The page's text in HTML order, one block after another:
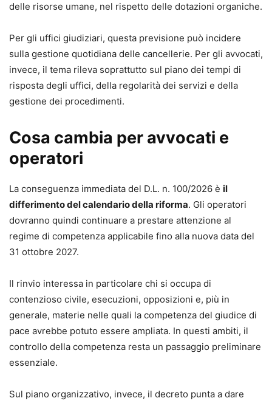
delle risorse umane, nel rispetto delle dotazioni organiche.
Per gli uffici giudiziari, questa previsione può incidere
sulla gestione quotidiana delle cancellerie. Per gli avvocati,
invece, il tema rileva soprattutto sul piano dei tempi di
risposta degli uffici, della regolarità dei servizi e della
gestione dei procedimenti.
Cosa cambia per avvocati e
operatori
La conseguenza immediata del D.L. n. 100/2026 è il
differimento del calendario della riforma. Gli operatori
dovranno quindi continuare a prestare attenzione al
regime di competenza applicabile fino alla nuova data del
31 ottobre 2027.
Il rinvio interessa in particolare chi si occupa di
contenzioso civile, esecuzioni, opposizioni e, più in
generale, materie nelle quali la competenza del giudice di
pace avrebbe potuto essere ampliata. In questi ambiti, il
controllo della competenza resta un passaggio preliminare
essenziale.
Sul piano organizzativo, invece, il decreto punta a dare